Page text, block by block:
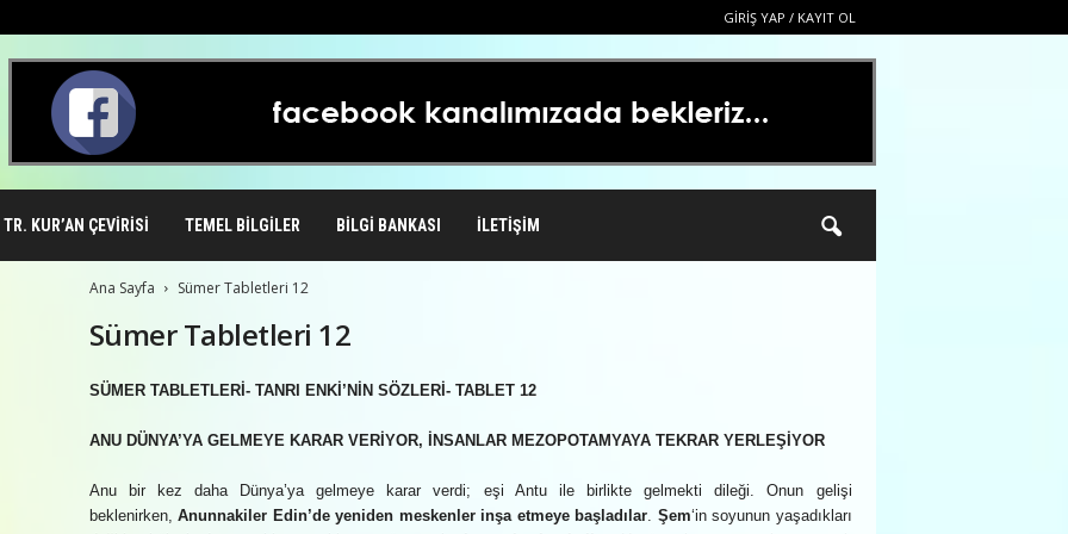
GIRIŞ YAP / KAYIT OL
KUR’AN ÇEVIRISI TEMEL BILGILER BILGI BANKASI İLETIŞIM
Ana Sayfa Sümer Tabletleri 12
Sümer Tabletleri 12
SÜMER TABLETLERİ- TANRI ENKİ’NİN SÖZLERİ- TABLET 12
ANU DÜNYA’YA GELMEYE KARAR VERİYOR, İNSANLAR MEZOPOTAMYAYA TEKRAR YERLEŞİYOR
Anu bir kez daha Dünya’ya gelmeye karar verdi; eşi Antu ile birlikte gelmekti dileği. Onun gelişi
beklenirken, Anunnakiler Edin’de yeniden meskenler inşa etmeye başladılar. Şem‘in soyunun yaşadıkları